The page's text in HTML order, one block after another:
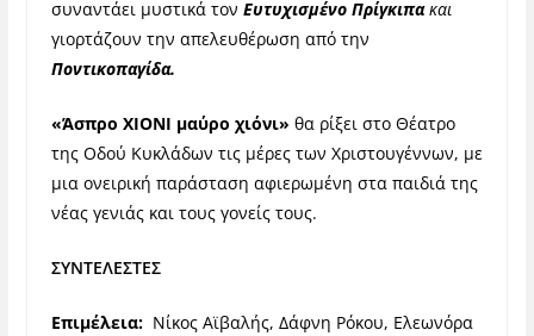
συναντάει μυστικά τον Ευτυχισμένο Πρίγκιπακαι
γιορτάζουν την απελευθέρωση από την
Ποντικοπαγίδα.
«Άσπρο ΧΙΟΝΙ μαύρο χιόνι» θα ρίξει στο Θέατρο
της Οδού Κυκλάδων τις μέρες των Χριστουγέννων, με
μια ονειρική παράσταση αφιερωμένη στα παιδιά της
νέας γενιάς και τους γονείς τους.
ΣΥΝΤΕΛΕΣΤΕΣ
Επιμέλεια:Νίκος Αϊβαλής, Δάφνη Ρόκου, Ελεωνόρα